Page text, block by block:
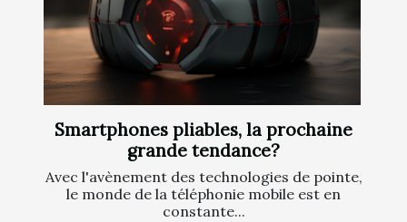
Smartphones pliables, la prochaine
grande tendance?
Avec l'avènement des technologies de pointe,
le monde de la téléphonie mobile est en
constante...